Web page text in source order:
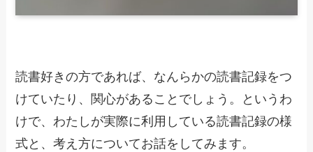
読書好きの方であれば、なんらかの読書記録をつ
けていたり、関心があることでしょう。というわ
けで、わたしが実際に利用している読書記録の様
式と、考え方についてお話をしてみます。